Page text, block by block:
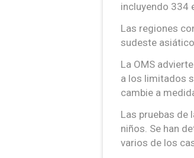
incluyendo 334
Las regiones
sudeste
La OMS
a los limitados
cambie a
Las pruebas de
niños. Se han
varios de los